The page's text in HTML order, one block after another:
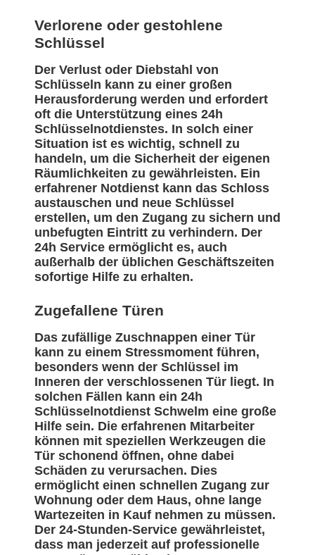
Verlorene oder gestohlene
Schlüssel
Der Verlust oder Diebstahl von
Schlüsseln kann zu einer großen
Herausforderung werden und erfordert
oft die Unterstützung eines 24h
Schlüsselnotdienstes. In solch einer
Situation ist es wichtig, schnell zu
handeln, um die Sicherheit der eigenen
Räumlichkeiten zu gewährleisten. Ein
erfahrener Notdienst kann das Schloss
austauschen und neue Schlüssel
erstellen, um den Zugang zu sichern und
unbefugten Eintritt zu verhindern. Der
24h Service ermöglicht es, auch
außerhalb der üblichen Geschäftszeiten
sofortige Hilfe zu erhalten.
Zugefallene Türen
Das zufällige Zuschnappen einer Tür
kann zu einem Stressmoment führen,
besonders wenn der Schlüssel im
Inneren der verschlossenen Tür liegt. In
solchen Fällen kann ein 24h
Schlüsselnotdienst Schwelm eine große
Hilfe sein. Die erfahrenen Mitarbeiter
können mit speziellen Werkzeugen die
Tür schonend öffnen, ohne dabei
Schäden zu verursachen. Dies
ermöglicht einen schnellen Zugang zur
Wohnung oder dem Haus, ohne lange
Wartezeiten in Kauf nehmen zu müssen.
Der 24-Stunden-Service gewährleistet,
dass man jederzeit auf professionelle